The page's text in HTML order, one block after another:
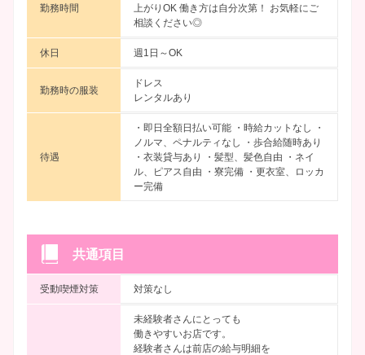
勤務時間
上がりOK 働き方は自分次第！ お気軽にご
相談ください◎
休日 週1日～OK
勤務時の服装
ドレス
レンタルあり
待遇
・即日全額日払い可能 ・時給カットなし ・
ノルマ、ペナルティなし ・歩合給随時あり
・衣装貸与あり ・髪型、髪色自由 ・ネイ
ル、ピアス自由 ・寮完備 ・更衣室、ロッカ
ー完備
共通項目
受動喫煙対策 対策なし
未経験者さんにとっても
働きやすいお店です。
経験者さんは前店の給与明細を